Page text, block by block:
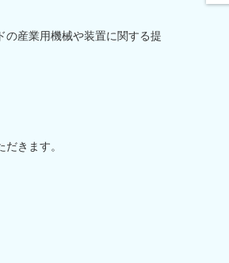
の産業用機械や装置に関する提
きます。